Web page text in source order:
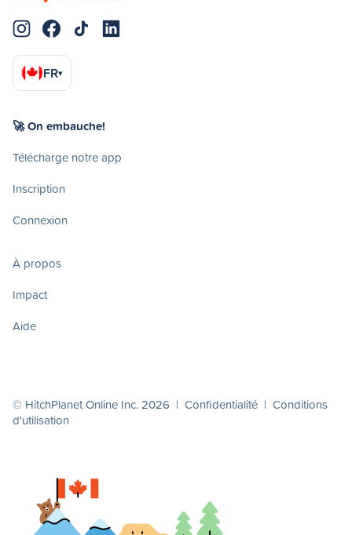
FR▾
🚀 On embauche!
Télécharge notre app
Inscription
Connexion
À propos
Impact
Aide
© HitchPlanet Online Inc. 2026 | Confidentialité | Conditions
d'utilisation